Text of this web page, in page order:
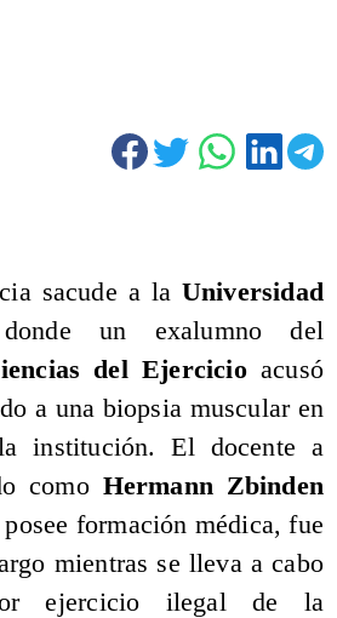
sacude a la Universidad
un exalumno del
del Ejercicioacusó
a una biopsia muscular en
institución. El docente a
como Hermann Zbinden
formación médica, fue
mientras se lleva a cabo
ejercicio ilegal de la